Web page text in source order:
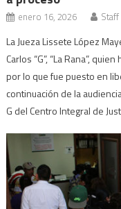
enero 16, 2026 Staff
La Jueza Lissete López
Carlos “G”, “La Rana”,
por lo que fue puesto en
continuación de la
G del Centro Integral de